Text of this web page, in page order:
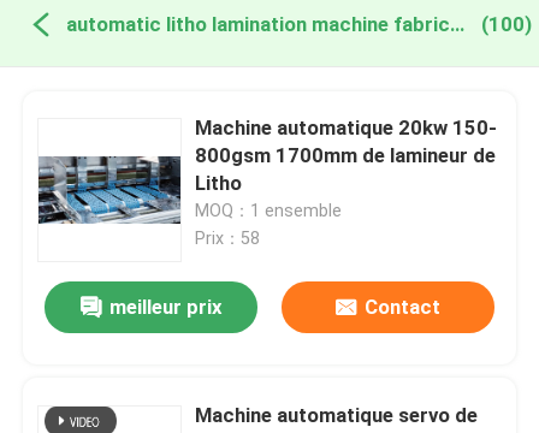
automatic litho lamination machine fabrication en ligne (100)
Machine automatique 20kw 150-
800gsm 1700mm de lamineur de
Litho
MOQ：1 ensemble
Prix：58
meilleur prix Contact
Machine automatique servo de